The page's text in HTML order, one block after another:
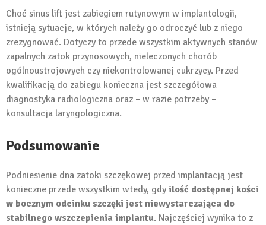
Choć sinus lift jest zabiegiem rutynowym w implantologii,
istnieją sytuacje, w których należy go odroczyć lub z niego
zrezygnować. Dotyczy to przede wszystkim aktywnych stanów
zapalnych zatok przynosowych, nieleczonych chorób
ogólnoustrojowych czy niekontrolowanej cukrzycy. Przed
kwalifikacją do zabiegu konieczna jest szczegółowa
diagnostyka radiologiczna oraz – w razie potrzeby –
konsultacja laryngologiczna.
Podsumowanie
Podniesienie dna zatoki szczękowej przed implantacją jest
konieczne przede wszystkim wtedy, gdy ilość dostępnej kości
w bocznym odcinku szczęki jest niewystarczająca do
stabilnego wszczepienia implantu. Najczęściej wynika to z